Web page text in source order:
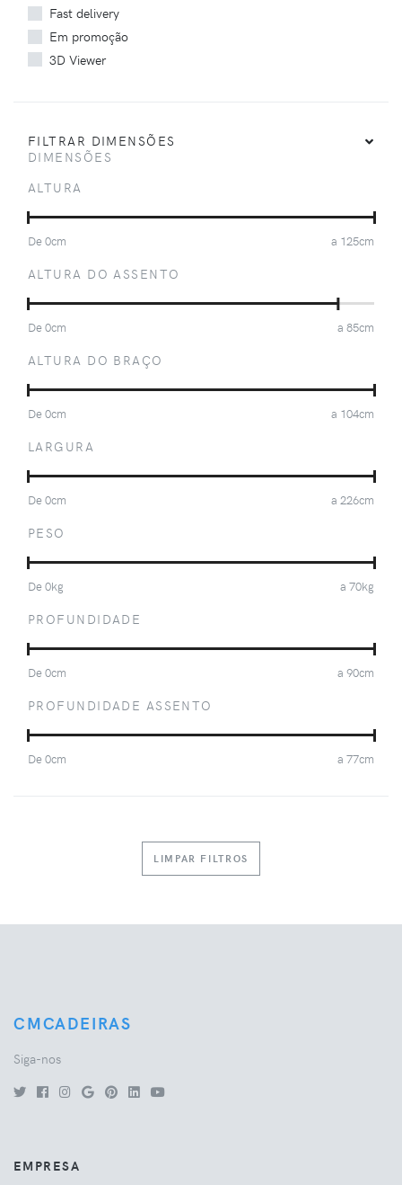
Fast delivery
Em promoção
3D Viewer
FILTRAR DIMENSÕES
DIMENSÕES
ALTURA
De0cm a 125cm
ALTURA DO ASSENTO
De0cm a 85cm
ALTURA DO BRAÇO
De0cm a 104cm
LARGURA
De0cm a 226cm
PESO
De0kg a 70kg
PROFUNDIDADE
De0cm a 90cm
PROFUNDIDADE ASSENTO
De0cm a 77cm
LIMPAR FILTROS
CMCADEIRAS
Siga-nos
EMPRESA